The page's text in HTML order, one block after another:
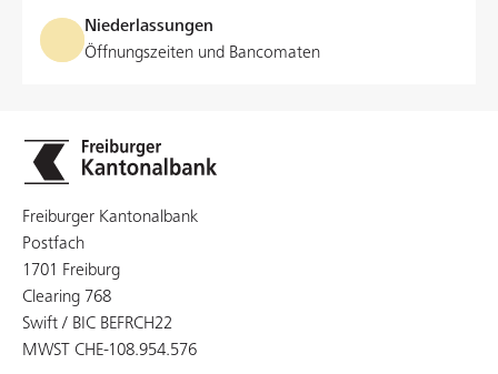
Niederlassungen
Öffnungszeiten und Bancomaten
Freiburger Kantonalbank
Postfach
1701 Freiburg
Clearing 768
Swift / BIC BEFRCH22
MWST CHE-108.954.576